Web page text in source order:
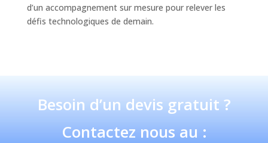
d’un accompagnement sur mesure pour relever les
défis technologiques de demain.
Besoin d’un devis gratuit ?
Contactez nous au :